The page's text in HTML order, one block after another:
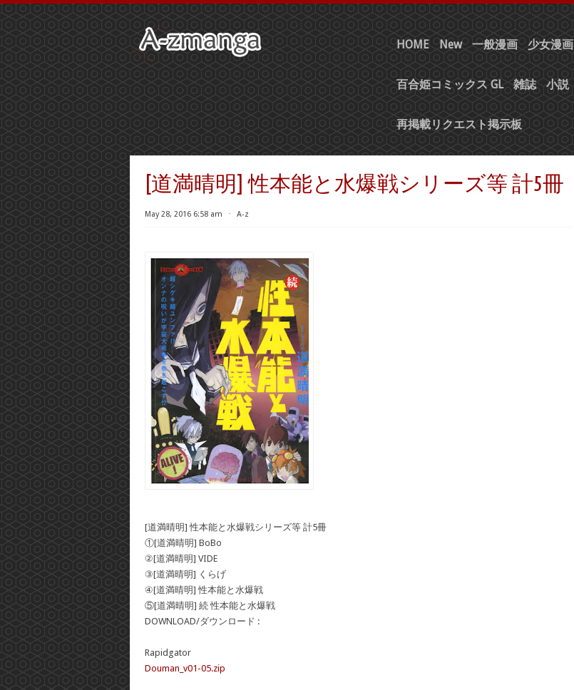
HOME New 一般漫画 少女漫画
百合姫コミックス GL 雑誌 小説
再掲載リクエスト掲示板
[道満晴明] 性本能と水爆戦シリーズ等 計5冊
May 28, 2016 6:58 am ⋅ A-z
[道満晴明] 性本能と水爆戦シリーズ等 計5冊
①[道満晴明] BoBo
②[道満晴明] VIDE
③[道満晴明] くらげ
④[道満晴明] 性本能と水爆戦
⑤[道満晴明] 続 性本能と水爆戦
DOWNLOAD/ダウンロード :
Rapidgator
Douman_v01-05.zip